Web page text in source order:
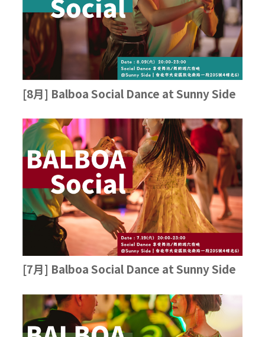
[8月] Balboa Social Dance at Sunny Side
[7月] Balboa Social Dance at Sunny Side